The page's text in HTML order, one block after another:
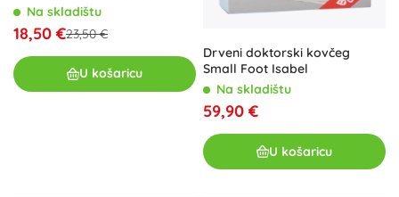
Na skladištu
18,50 €23,50 €
U košaricu
Drveni doktorski kovčeg
Small Foot Isabel
Na skladištu
59,90 €
U košaricu